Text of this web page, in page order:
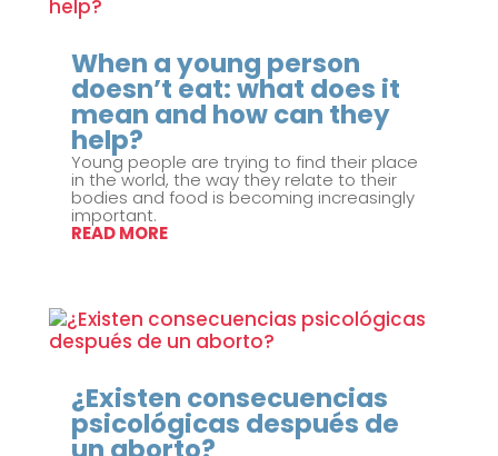
When a young person
doesn’t eat: what does it
mean and how can they
help?
Young people are trying to find their place
in the world, the way they relate to their
bodies and food is becoming increasingly
important.
READ MORE
¿Existen consecuencias
psicológicas después de